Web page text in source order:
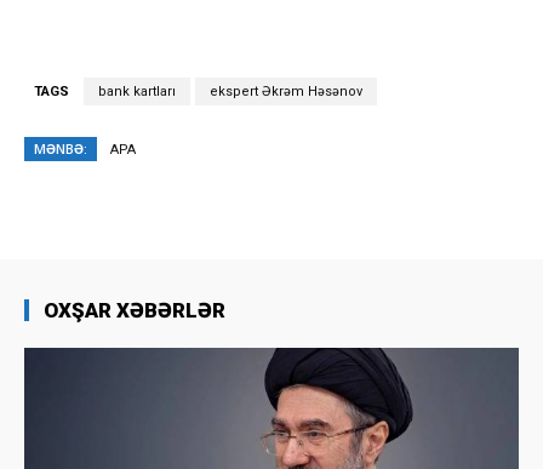
TAGS bank kartları ekspert Əkrəm Həsənov
MƏNBƏ: APA
OXŞAR XƏBƏRLƏR